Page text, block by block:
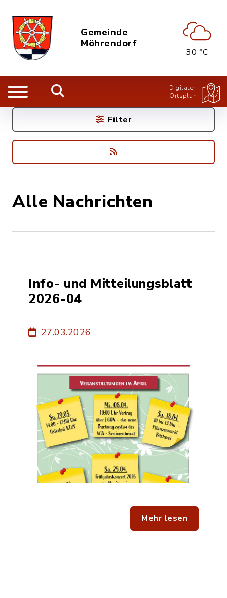
Gemeinde
Möhrendorf
30 °C
Digitaler
Ortsplan
Alle Nachrichten
Info- und Mitteilungsblatt
2026-04
27.03.2026
Mehr lesen
Filter